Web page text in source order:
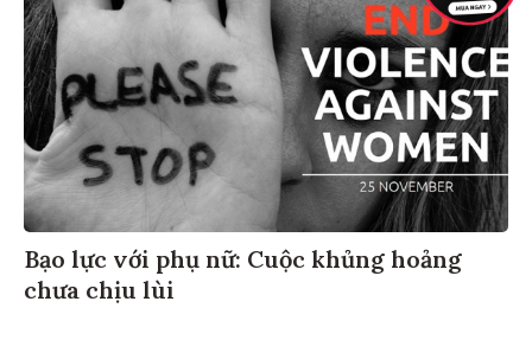
Bạo lực với phụ nữ: Cuộc khủng hoảng
chưa chịu lùi